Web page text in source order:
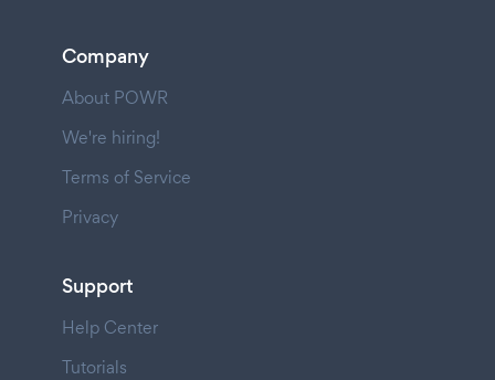
Company
About POWR
We're hiring!
Terms of Service
Privacy
Support
Help Center
Tutorials